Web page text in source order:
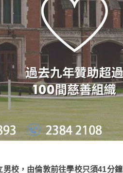
校，由倫敦前往學校只須41分